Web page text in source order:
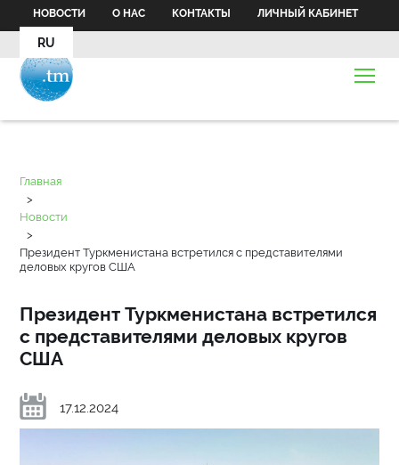
НОВОСТИ О НАС КОНТАКТЫ ЛИЧНЫЙ КАБИНЕТ
RU
Главная
>
Новости
>
Президент Туркменистана встретился с представителями
деловых кругов США
Президент Туркменистана встретился
с представителями деловых кругов
США
17.12.2024